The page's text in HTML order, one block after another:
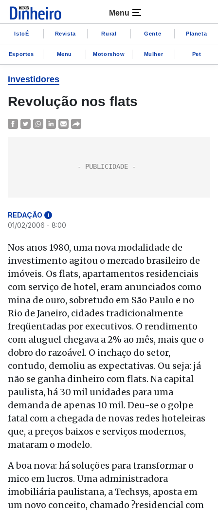
Menu
IstoÉ Revista Rural Gente Planeta
Esportes Menu Motorshow Mulher Pet
Investidores
Revolução nos flats
REDAÇÃO i
01/02/2006 - 8:00
Nos anos 1980, uma nova modalidade de
investimento agitou o mercado brasileiro de
imóveis. Os flats, apartamentos residenciais
com serviço de hotel, eram anunciados como
mina de ouro, sobretudo em São Paulo e no
Rio de Janeiro, cidades tradicionalmente
freqüentadas por executivos. O rendimento
com aluguel chegava a 2% ao mês, mais que o
dobro do razoável. O inchaço do setor,
contudo, demoliu as expectativas. Ou seja: já
não se ganha dinheiro com flats. Na capital
paulista, há 30 mil unidades para uma
demanda de apenas 10 mil. Deu-se o golpe
fatal com a chegada de novas redes hoteleiras
que, a preços baixos e serviços modernos,
mataram o modelo.
A boa nova: há soluções para transformar o
mico em lucros. Uma administradora
imobiliária paulistana, a Techsys, aposta em
um novo conceito, chamado ?residencial com